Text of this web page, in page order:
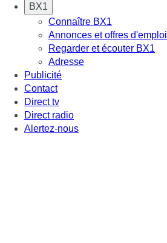
BX1
Connaître BX1
Annonces et offres d'emploi
Regarder et écouter BX1
Adresse
Publicité
Contact
Direct tv
Direct radio
Alertez-nous